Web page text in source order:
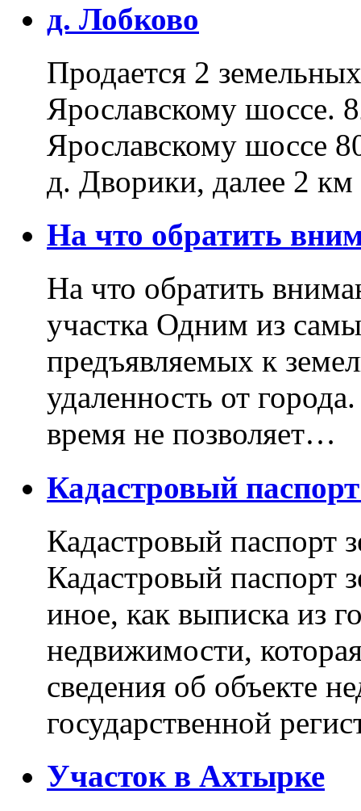
д. Лобково
Продается 2
Ярославскому
Ярославскому шоссе
д. Дворики, далее 2
На что обратить
На что обратить
участка Одним из
предъявляемых к
удаленность от
время не позволяет…
Кадастровый
Кадастровый паспорт
Кадастровый паспорт
иное, как выписка из
недвижимости,
сведения об объекте
государственной
Участок в Ахтырке